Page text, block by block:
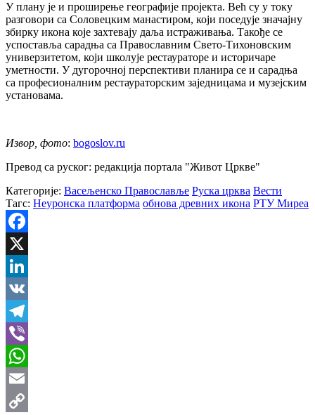
У плану је и проширење географије пројекта. Већ су у току
разговори са Соловецким манастиром, који поседује значајну
збирку икона које захтевају даља истраживања. Такође се
успоставља сарадња са Православним Свето-Тихоновским
универзитетом, који школује рестаураторе и историчаре
уметности. У дугорочној перспективи планира се и сарадња
са професионалним рестаураторским заједницама и музејским
установама.
Извор, фото: bogoslov.ru
Превод са руског: редакција портала "Живот Цркве"
Категорије: Васељенско Православље Руска црква Вести
Тагс: Неуронска платформа обнова древних икона РТУ Миреа
Facebook
X
LinkedIn
VK
Telegram
Viber
WhatsApp
Email